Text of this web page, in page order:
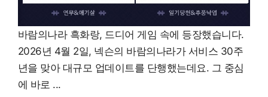
바람의나라 흑화랑, 드디어 게임 속에 등장했습니다.
2026년 4월 2일, 넥슨의 바람의나라가 서비스 30주
년을 맞아 대규모 업데이트를 단행했는데요. 그 중심
에 바로 ...